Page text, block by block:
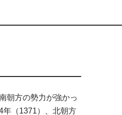
朝方の勢力が強かっ
年（1371）、北朝方